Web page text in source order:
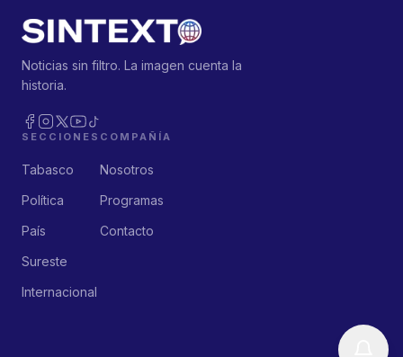
Noticias sin filtro. La imagen cuenta la
historia.
SECCIONES
Tabasco
Política
País
Sureste
Internacional
COMPAÑÍA
Nosotros
Programas
Contacto